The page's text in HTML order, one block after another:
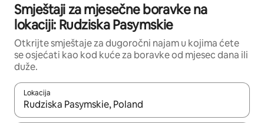
Smještaji za mjesečne boravke na
lokaciji: Rudziska Pasymskie
Otkrijte smještaje za dugoročni najam u kojima ćete
se osjećati kao kod kuće za boravke od mjesec dana ili
duže.
Lokacija
Kad rezultati budu dostupni, krećite se gore i dolje pomoću